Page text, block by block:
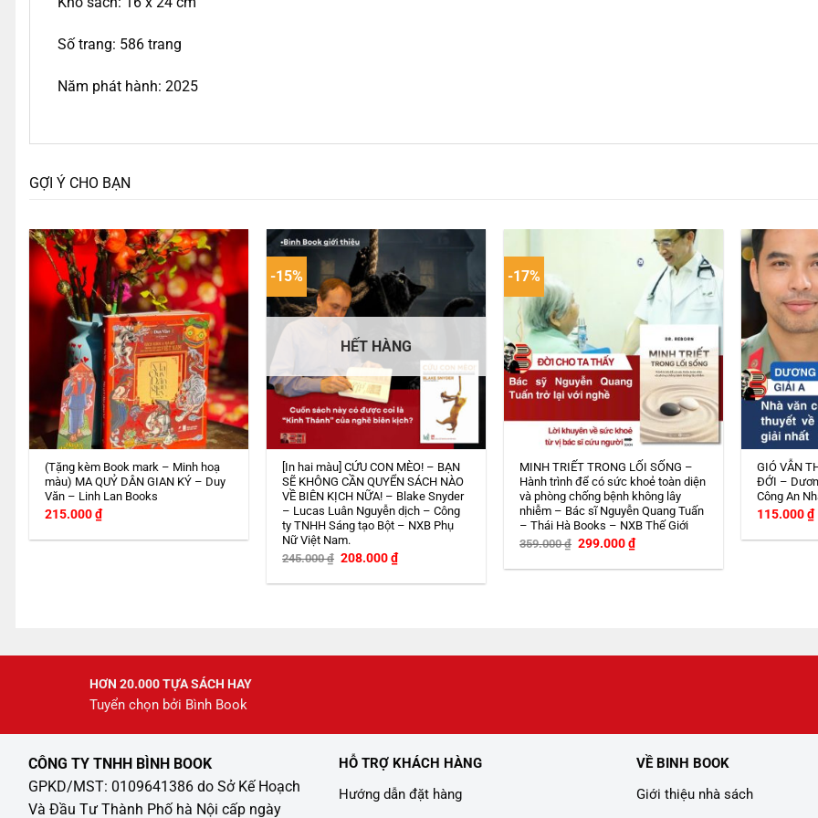
Số trang: 586 trang
Năm phát hành: 2025
GỢI Ý CHO BẠN
(Tặng kèm Book mark – Minh hoạ
màu) MA QUỶ DÂN GIAN KÝ – Duy
Văn – Linh Lan Books
215.000₫
-15%
HẾT HÀNG
[In hai màu] CỨU CON MÈO! – BẠN
SẼ KHÔNG CẦN QUYỂN SÁCH NÀO
VỀ BIÊN KỊCH NỮA! – Blake Snyder
– Lucas Luân Nguyễn dịch – Công
ty TNHH Sáng tạo Bột – NXB Phụ
Nữ Việt Nam.
245.000₫ Giá
là:
208.000₫Giá
hiện
tại
-17%
MINH TRIẾT TRONG LỐI SỐNG –
Hành trình để có sức khoẻ toàn diện
và phòng chống bệnh không lây
nhiễm – Bác sĩ Nguyễn Quang Tuấn
– Thái Hà Books – NXB Thế Giới
359.000₫ Giá
là:
299.000₫Giá
hiện
tại
GIÓ VẪN
ĐỚI –
Công An
115.000₫
HƠN 20.000 TỰA SÁCH HAY
Tuyển chọn bởi Bình Book
CÔNG TY TNHH BÌNH BOOK
GPKD/MST: 0109641386 do Sở Kế Hoạch
Và Đầu Tư Thành Phố hà Nội cấp ngày
HỖ TRỢ KHÁCH HÀNG
Hướng dẫn đặt hàng
VỀ BINH BOOK
Giới thiệu nhà sách